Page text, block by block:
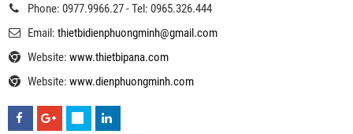
Phone: 0977.9966.27 - Tel: 0965.326.444
Email: thietbidienphuongminh@gmail.com
Website: www.thietbipana.com
Website: www.dienphuongminh.com